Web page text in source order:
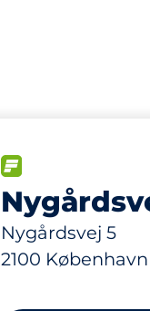
Nygårdsvej 5
2100
95 m